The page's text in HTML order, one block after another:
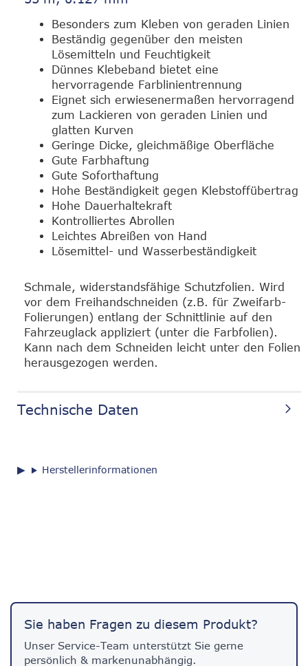
Besonders zum Kleben von geraden Linien
Beständig gegenüber den meisten
Lösemitteln und Feuchtigkeit
Dünnes Klebeband bietet eine
hervorragende Farblinientrennung
Eignet sich erwiesenermaßen hervorragend
zum Lackieren von geraden Linien und
glatten Kurven
Geringe Dicke, gleichmäßige Oberfläche
Gute Farbhaftung
Gute Soforthaftung
Hohe Beständigkeit gegen Klebstoffübertrag
Hohe Dauerhaltekraft
Kontrolliertes Abrollen
Leichtes Abreißen von Hand
Lösemittel- und Wasserbeständigkeit
Schmale, widerstandsfähige Schutzfolien. Wird
vor dem Freihandschneiden (z.B. für Zweifarb-
Folierungen) entlang der Schnittlinie auf den
Fahrzeuglack appliziert (unter die Farbfolien).
Kann nach dem Schneiden leicht unter den Folien
herausgezogen werden.
Technische Daten
Herstellerinformationen
Sie haben Fragen zu diesem Produkt?
Unser Service-Team unterstützt Sie gerne
persönlich & markenunabhängig.